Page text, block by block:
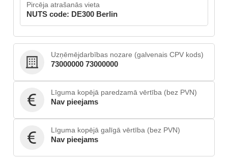
Pircēja atrašanās vieta
NUTS code: DE300 Berlin
Uzņēmējdarbības nozare (galvenais CPV kods)
73000000 73000000
Līguma kopējā paredzamā vērtība (bez PVN)
Nav pieejams
Līguma kopējā galīgā vērtība (bez PVN)
Nav pieejams